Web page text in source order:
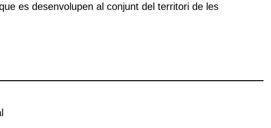
es desenvolupen al conjunt del territori de les